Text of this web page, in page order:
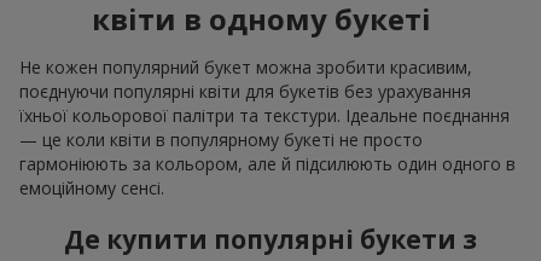
квіти в одному букеті
Не кожен популярний букет можна зробити красивим,
поєднуючи популярні квіти для букетів без урахування
їхньої кольорової палітри та текстури. Ідеальне поєднання
— це коли квіти в популярному букеті не просто
гармоніюють за кольором, але й підсилюють один одного в
емоційному сенсі.
Де купити популярні букети з